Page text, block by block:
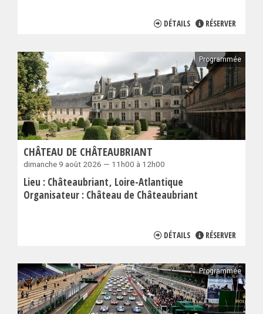
DÉTAILS RÉSERVER
Programmée
CHÂTEAU DE CHÂTEAUBRIANT
dimanche 9 août 2026 — 11h00 à 12h00
Lieu : Châteaubriant Loire-Atlantique
Organisateur : Château de Châteaubriant
DÉTAILS RÉSERVER
Programmée